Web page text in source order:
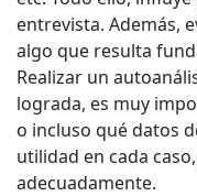
entrevista. Además,
algo que resulta
Realizar un
lograda, es muy
o incluso qué datos
utilidad en cada
adecuadamente.